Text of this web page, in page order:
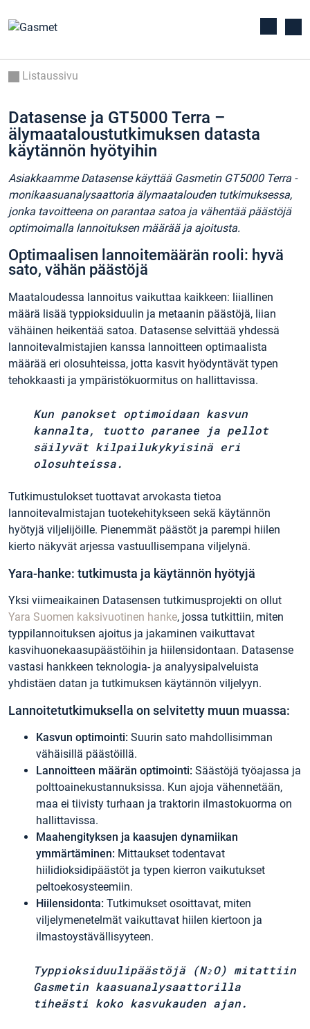
Listaussivu
Datasense ja GT5000 Terra –
älymaataloustutkimuksen datasta
käytännön hyötyihin
Asiakkaamme Datasense käyttää Gasmetin GT5000 Terra -
monikaasuanalysaattoria älymaatalouden tutkimuksessa,
jonka tavoitteena on parantaa satoa ja vähentää päästöjä
optimoimalla lannoituksen määrää ja ajoitusta.
Optimaalisen lannoitemäärän rooli: hyvä
sato, vähän päästöjä
Maataloudessa lannoitus vaikuttaa kaikkeen: liiallinen
määrä lisää typpioksiduulin ja metaanin päästöjä, liian
vähäinen heikentää satoa. Datasense selvittää yhdessä
lannoitevalmistajien kanssa lannoitteen optimaalista
määrää eri olosuhteissa, jotta kasvit hyödyntävät typen
tehokkaasti ja ympäristökuormitus on hallittavissa.
Kun panokset optimoidaan kasvun
kannalta, tuotto paranee ja pellot
säilyvät kilpailukykyisinä eri
olosuhteissa.
Tutkimustulokset tuottavat arvokasta tietoa
lannoitevalmistajan tuotekehitykseen sekä käytännön
hyötyjä viljelijöille. Pienemmät päästöt ja parempi hiilen
kierto näkyvät arjessa vastuullisempana viljelynä.
Yara-hanke: tutkimusta ja käytännön hyötyjä
Yksi viimeaikainen Datasensen tutkimusprojekti on ollut
Yara Suomen kaksivuotinen hanke, jossa tutkittiin, miten
typpilannoituksen ajoitus ja jakaminen vaikuttavat
kasvihuonekaasupäästöihin ja hiilensidontaan. Datasense
vastasi hankkeen teknologia- ja analyysipalveluista
yhdistäen datan ja tutkimuksen käytännön viljelyyn.
Lannoitetutkimuksella on selvitetty muun muassa:
Kasvun optimointi: Suurin sato mahdollisimman
vähäisillä päästöillä.
Lannoitteen määrän optimointi: Säästöjä työajassa ja
polttoainekustannuksissa. Kun ajoja vähennetään,
maa ei tiivisty turhaan ja traktorin ilmastokuorma on
hallittavissa.
Maahengityksen ja kaasujen dynamiikan
ymmärtäminen: Mittaukset todentavat
hiilidioksidipäästöt ja typen kierron vaikutukset
peltoekosysteemiin.
Hiilensidonta: Tutkimukset osoittavat, miten
viljelymenetelmät vaikuttavat hiilen kiertoon ja
ilmastoystävällisyyteen.
Typpioksiduulipäästöjä (N₂O) mitattiin
Gasmetin kaasuanalysaattorilla
tiheästi koko kasvukauden ajan.